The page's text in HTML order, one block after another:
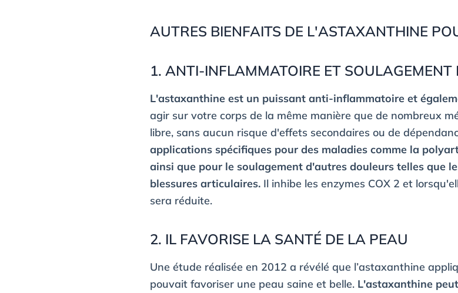
AUTRES BIENFAITS DE L'ASTAXANTHINE
1. ANTI-INFLAMMATOIRE ET SOULAGEMENT
L'astaxanthine est un puissant anti-inflammatoire et
agir sur votre corps de la même manière que de nombreux
libre, sans aucun risque d'effets secondaires ou de
applications spécifiques pour des maladies comme la
ainsi que pour le soulagement d'autres douleurs telles que
blessures articulaires. Il inhibe les enzymes COX 2 et
sera réduite.
2. IL FAVORISE LA SANTÉ DE LA PEAU
Une étude réalisée en 2012 a révélé que l’astaxanthine
pouvait favoriser une peau saine et belle. L'astaxanthine